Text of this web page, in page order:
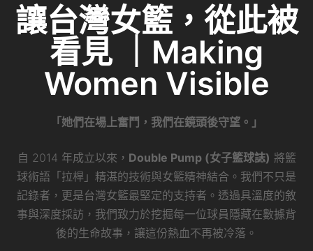
讓台灣女籃，從此被
看見 ｜Making
Women Visible
「她們在場上奮鬥，我們在鏡頭後守望。」
自 2014 年成立以來， Double Pump (女子籃球誌) 將籃
球術語「拉桿」精湛的技術與女籃精神結合。我們不只是
記錄者，更是台灣女籃最堅定的支持者。透過具溫度的敘
事與深度採訪，我們致力於挖掘每一位球員隱藏在數據背
後的生命故事，讓這份熱血不再被冷落。